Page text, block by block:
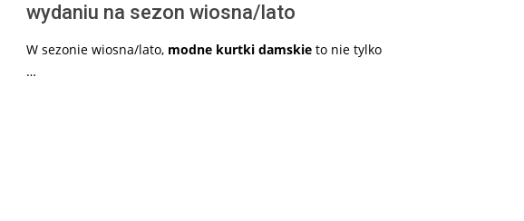
wydaniu na sezon wiosna/lato
W sezonie wiosna/lato, modne kurtki damskie to nie tylko
…